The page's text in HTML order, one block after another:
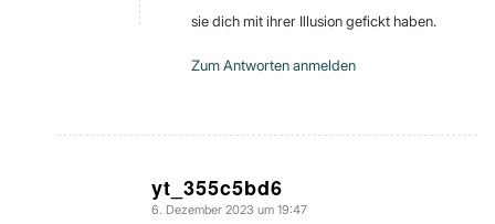
sie dich mit ihrer Illusion gefickt haben.
Zum Antworten anmelden
yt_355c5bd6
sagte:
6. Dezember 2023 um 19:47